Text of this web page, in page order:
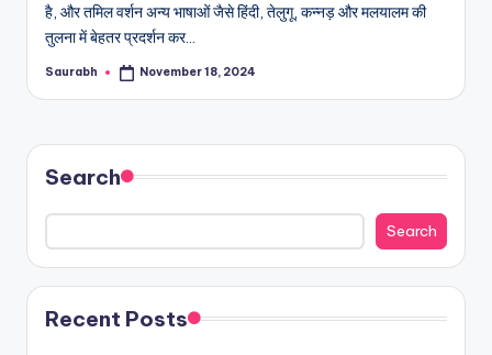
है, और तमिल वर्शन अन्य भाषाओं जैसे हिंदी, तेलुगू, कन्नड़ और मलयालम की
तुलना में बेहतर प्रदर्शन कर…
Posted
Saurabh November 18, 2024
Search
Search
Recent Posts